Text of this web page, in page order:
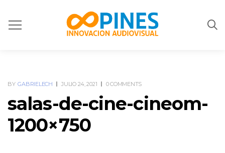
BY GABRIELECH JULIO 24, 2021 0 COMMENTS
salas-de-cine-cineom-
1200×750